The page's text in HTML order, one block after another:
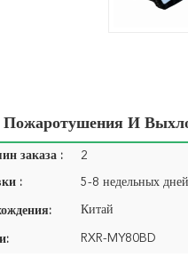
Пожаротушения И
заказа : 2
: 5-8 недельных дней
Китай
RXR-MY80BD